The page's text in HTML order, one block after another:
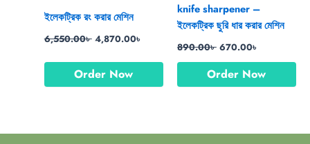
ইলেকট্রিক রং করার মেশিন
6,550.00৳ 4,870.00৳
Order Now
knife sharpener –
ইলেকট্রিক ছুরি ধার করার মেশিন
890.00৳ 670.00৳
Order Now